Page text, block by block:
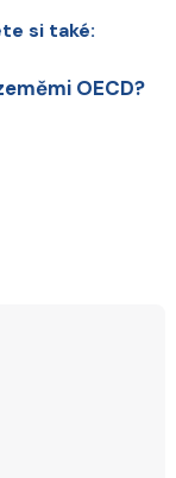
si také:
OECD?